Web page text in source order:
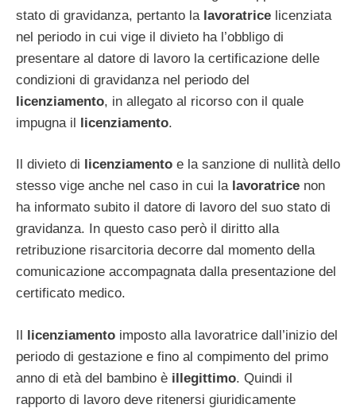
stato di gravidanza, pertanto la lavoratrice licenziata
nel periodo in cui vige il divieto ha l’obbligo di
presentare al datore di lavoro la certificazione delle
condizioni di gravidanza nel periodo del
licenziamento, in allegato al ricorso con il quale
impugna il licenziamento.
Il divieto di licenziamento e la sanzione di nullità dello
stesso vige anche nel caso in cui la lavoratrice non
ha informato subito il datore di lavoro del suo stato di
gravidanza. In questo caso però il diritto alla
retribuzione risarcitoria decorre dal momento della
comunicazione accompagnata dalla presentazione del
certificato medico.
Il licenziamento imposto alla lavoratrice dall’inizio del
periodo di gestazione e fino al compimento del primo
anno di età del bambino è illegittimo. Quindi il
rapporto di lavoro deve ritenersi giuridicamente